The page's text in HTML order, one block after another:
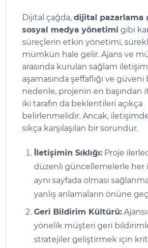
Dijital çağda, dijital pazarlama
sosyal medya yönetimi gibi
süreçlerin etkin yönetimi,
mümkün hale gelir. Ajans ve
arasında kurulan sağlam
aşamasında şeffaflığı ve güveni
nedenle, projenin en başından
iki tarafın da beklentileri açıkça
belirlenmelidir. Ancak,
sıkça karşılaşılan bir sorundur.
İletişimin Sıklığı: Proje
düzenli güncellemelerle her
aynı sayfada olması
yanlış anlamaların önüne
Geri Bildirim Kültürü:
yönelik müşteri geri
stratejiler geliştirmek için